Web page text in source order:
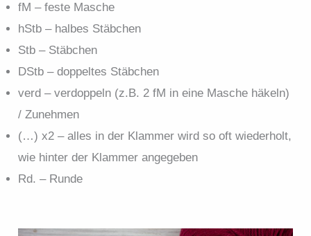
fM – feste Masche
hStb – halbes Stäbchen
Stb – Stäbchen
DStb – doppeltes Stäbchen
verd – verdoppeln (z.B. 2 fM in eine Masche häkeln)
/ Zunehmen
(…) x2 – alles in der Klammer wird so oft wiederholt,
wie hinter der Klammer angegeben
Rd. – Runde